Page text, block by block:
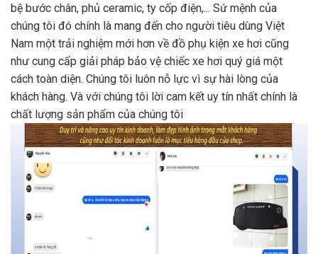
bệ bước chân, phủ ceramic, ty cốp điện,... Sứ mệnh của
chúng tôi đó chính là mang đến cho người tiêu dùng Việt
Nam một trải nghiệm mới hơn về đồ phụ kiện xe hơi cũng
như cung cấp giải pháp bảo vệ chiếc xe hơi quý giá một
cách toàn diện. Chúng tôi luôn nỗ lực vì sự hài lòng của
khách hàng. Và với chúng tôi lời cam kết uy tín nhất chính là
chất lượng sản phẩm của chúng tôi